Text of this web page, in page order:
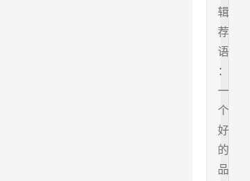
辑
荐
语
：
一
个
好
的
品